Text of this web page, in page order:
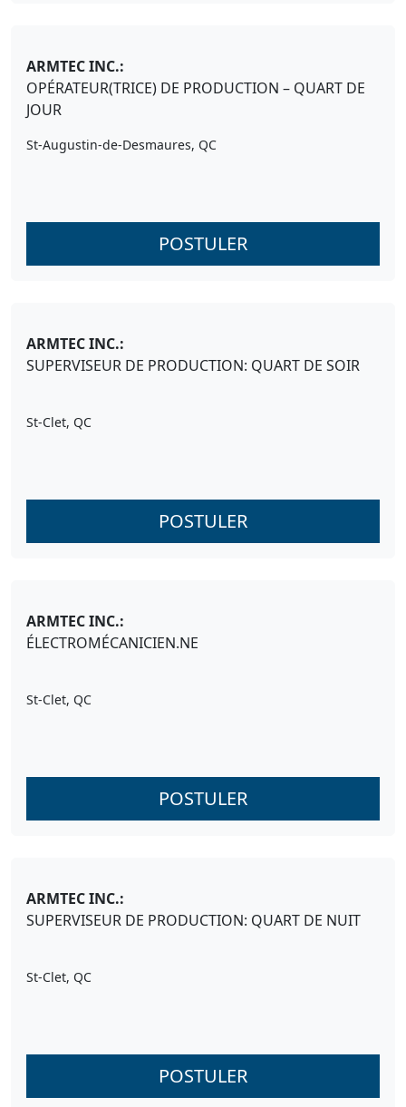
ARMTEC INC.:
OPÉRATEUR(TRICE) DE PRODUCTION – QUART DE
JOUR
St-Augustin-de-Desmaures, QC
POSTULER
ARMTEC INC.:
SUPERVISEUR DE PRODUCTION: QUART DE SOIR
St-Clet, QC
POSTULER
ARMTEC INC.:
ÉLECTROMÉCANICIEN.NE
St-Clet, QC
POSTULER
ARMTEC INC.:
SUPERVISEUR DE PRODUCTION: QUART DE NUIT
St-Clet, QC
POSTULER